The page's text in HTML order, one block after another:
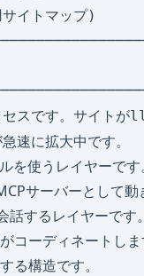
用サイトマッ
スです。サイトが
速に拡大中です。
を使うレイヤーで
サーバーとして動
話するレイヤーで
コーディネートし
る構造です。